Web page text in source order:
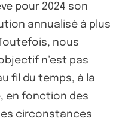
pour 2024 son
annualisé à plus
nous
n’est pas
fil du temps, à la
en fonction des
circonstances